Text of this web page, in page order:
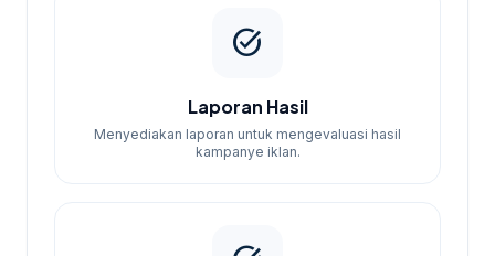
task_alt
Laporan Hasil
Menyediakan laporan untuk mengevaluasi hasil
kampanye iklan.